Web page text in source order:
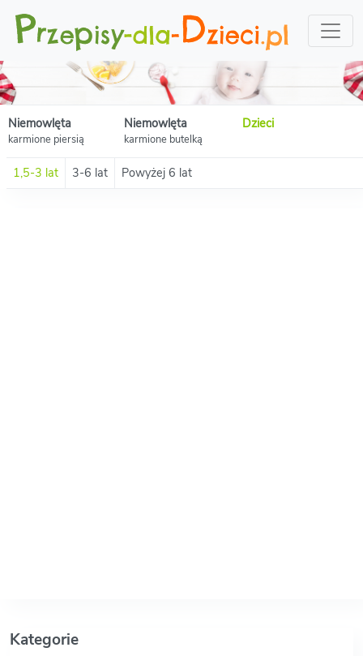
Niemowlęta
karmione piersią
Niemowlęta
karmione butelką
Dzieci
1,5-3 lat 3-6 lat Powyżej 6 lat
Kategorie